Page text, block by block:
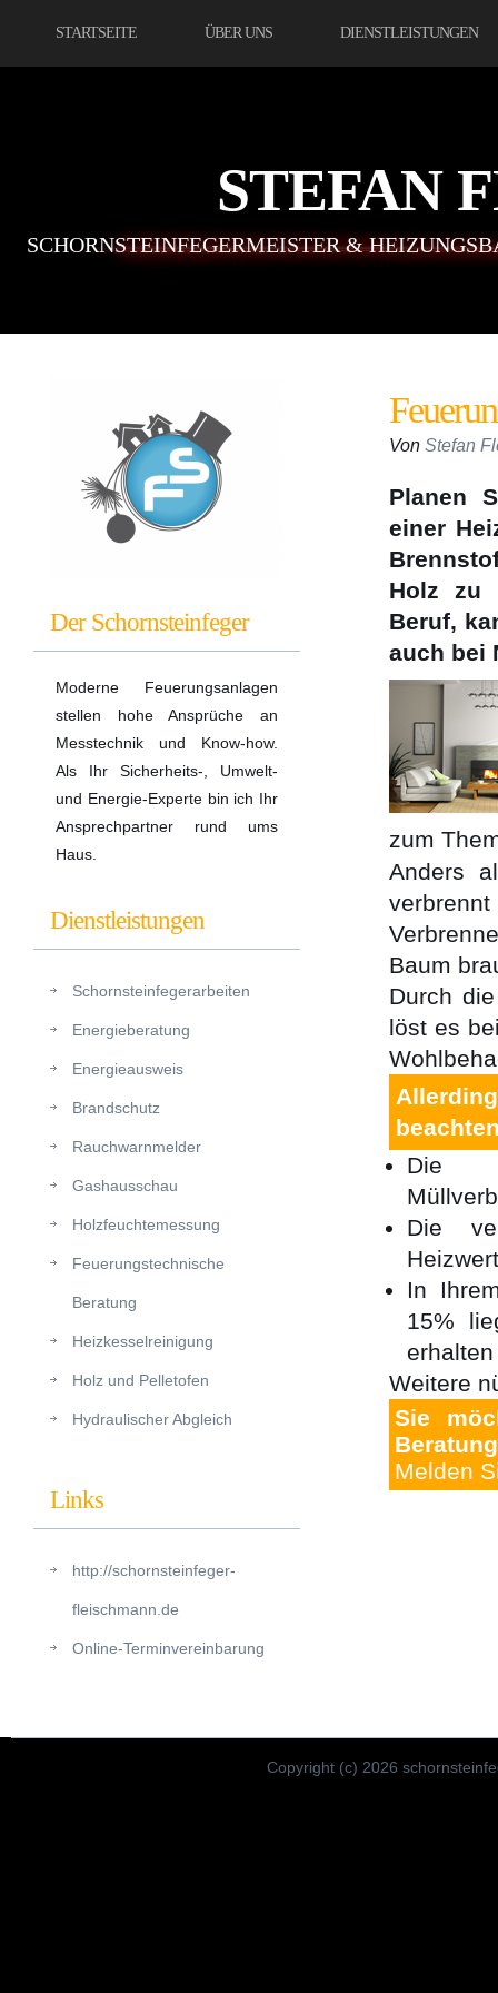
STARTSEITE ÜBER UNS DIENSTLEISTUNGEN
STEFAN
SCHORNSTEINFEGERMEISTER &
Von Stefan
Planen
einer
Holz zu
Beruf,
auch bei
zum
Anders
Baum
Durch
löst es
Die
Die
In
15%
Weitere
Sie
Melden
Der Schornsteinfeger
Moderne Feuerungsanlagen
stellen hohe Ansprüche an
Messtechnik und Know-how.
Als Ihr Sicherheits-, Umwelt-
und Energie-Experte bin ich Ihr
Ansprechpartner rund ums
Haus.
Dienstleistungen
Schornsteinfegerarbeiten
Energieberatung
Energieausweis
Brandschutz
Rauchwarnmelder
Gashausschau
Holzfeuchtemessung
Feuerungstechnische
Beratung
Heizkesselreinigung
Holz und Pelletofen
Hydraulischer Abgleich
Links
http://schornsteinfeger-
fleischmann.de
Online-Terminvereinbarung
Copyright (c) 2026